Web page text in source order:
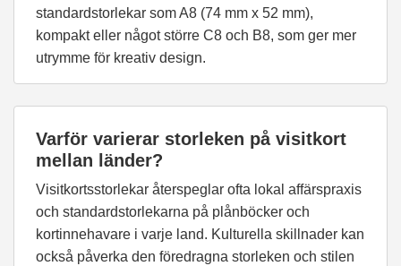
standardstorlekar som A8 (74 mm x 52 mm),
kompakt eller något större C8 och B8, som ger mer
utrymme för kreativ design.
Varför varierar storleken på visitkort
mellan länder?
Visitkortsstorlekar återspeglar ofta lokal affärspraxis
och standardstorlekarna på plånböcker och
kortinnehavare i varje land. Kulturella skillnader kan
också påverka den föredragna storleken och stilen